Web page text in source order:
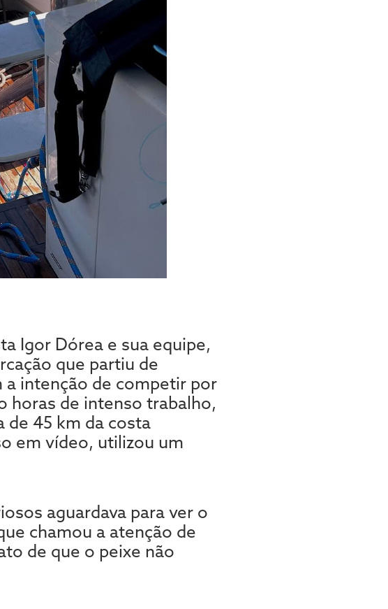
Igor Dórea e sua equipe,
que partiu de
a intenção de competir por
horas de intenso trabalho,
de 45 km da costa
em vídeo, utilizou um
aguardava para ver o
chamou a atenção de
de que o peixe não